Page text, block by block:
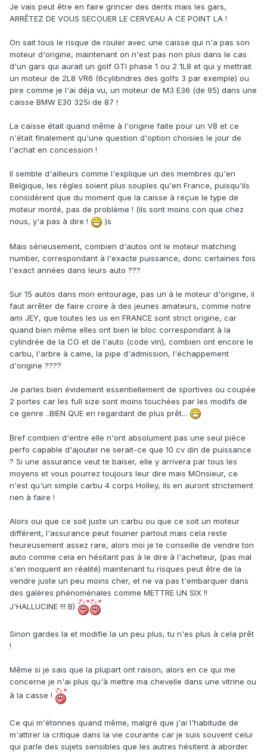
Je vais peut être en faire grincer des dents mais les gars,
ARRÊTEZ DE VOUS SECOUER LE CERVEAU A CE POINT LA !
On sait tous le risque de rouler avec une caisse qui n'a pas son
moteur d'origine, maintenant on n'est pas non plus dans le cas
d'un gars qui aurait un golf GTI phase 1 ou 2 1L8 et qui y mettrait
un moteur de 2L8 VR6 (6cylibndres des golfs 3 par exemple) ou
pire comme je l'ai déja vu, un moteur de M3 E36 (de 95) dans une
caisse BMW E30 325i de 87 !
La caisse était quand même à l'origine faite pour un V8 et ce
n'était finalement qu'une question d'option choisies le jour de
l'achat en concession !
Il semble d'ailleurs comme l'explique un des membres qu'en
Belgique, les règles soient plus souples qu'en France, puisqu'ils
considèrent que du moment que la caisse à reçue le type de
moteur monté, pas de problème ! (ils sont moins con que chez
nous, y'a pas à dire !
)s
Mais sérieusement, combien d'autos ont le moteur matching
number, correspondant à l'exacte puissance, donc certaines fois
l'exact années dans leurs auto ???
Sur 15 autos dans mon entourage, pas un à le moteur d'origine, il
faut arrêter de faire croire à des jeunes amateurs, comme notre
ami JEY, que toutes les us en FRANCE sont strict origine, car
quand bien même elles ont bien le bloc correspondant à la
cylindrée de la CG et de l'auto (code vin), combien ont encore le
carbu, l'arbre à came, la pipe d'admission, l'échappement
d'origine ????
Je parles bien évidement essentiellement de sportives ou coupée
2 portes car les full size sont moins touchées par les modifs de
ce genre ..BIEN QUE en regardant de plus prêt...
Bref combien d'entre elle n'ont absolument pas une seul pièce
perfo capable d'ajouter ne serait-ce que 10 cv din de puissance
? Si une assurance veut te baiser, elle y arrivera par tous les
moyens et vous pourrez toujours leur dire mais MOnsieur, ce
n'est qu'un simple carbu 4 corps Holley, ils en auront strictement
rien à faire !
Alors oui que ce soit juste un carbu ou que ce soit un moteur
différent, l'assurance peut fouiner partout mais cela reste
heureusement assez rare, alors moi je te conseille de vendre ton
auto comme cela en hésitant pas à le dire à l'acheteur, (pas mal
s'en moquent en réalité) maintenant tu risques peut être de la
vendre juste un peu moins cher, et ne va pas t'embarquer dans
des galères phénoménales comme METTRE UN SIX !!
J'HALLUCINE !!! B)
Sinon gardes la et modifie la un peu plus, tu n'es plus à cela prêt
!
Même si je sais que la plupart ont raison, alors en ce qui me
concerne je n'ai plus qu'à mettre ma chevelle dans une vitrine ou
à la casse !
Ce qui m'étonnes quand même, malgré que j'ai l'habitude de
m'attirer la critique dans la vie courante car je suis souvent celui
qui parle des sujets sensibles que les autres hésitent à aborder